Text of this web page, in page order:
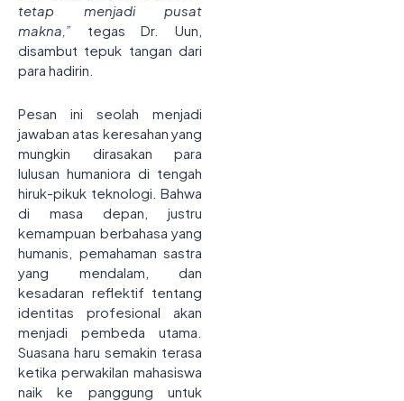
tetap menjadi pusat
makna,” tegas Dr. Uun,
disambut tepuk tangan dari
para hadirin.
Pesan ini seolah menjadi
jawaban atas keresahan yang
mungkin dirasakan para
lulusan humaniora di tengah
hiruk-pikuk teknologi. Bahwa
di masa depan, justru
kemampuan berbahasa yang
humanis, pemahaman sastra
yang mendalam, dan
kesadaran reflektif tentang
identitas profesional akan
menjadi pembeda utama.
Suasana haru semakin terasa
ketika perwakilan mahasiswa
naik ke panggung untuk